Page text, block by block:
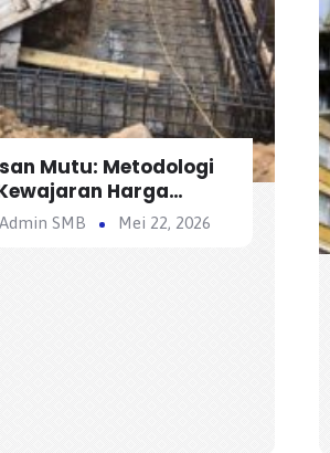
Mutu: Metodologi
Harga
Kontraktor
SMB Mei 22, 2026